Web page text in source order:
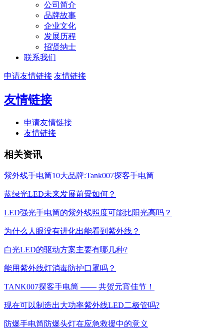
公司简介
品牌故事
企业文化
发展历程
招贤纳士
联系我们
申请友情链接 友情链接
友情链接
申请友情链接
友情链接
相关资讯
紫外线手电筒10大品牌:Tank007探客手电筒
蓝绿光LED未来发展前景如何？
LED强光手电筒的紫外线照度可能比阳光高吗？
为什么人眼没有进化出能看到紫外线？
白光LED的驱动方案主要有哪几种?
能用紫外线灯消毒防护口罩吗？
TANK007探客手电筒 —— 共贺元宵佳节！
现在可以制造出大功率紫外线LED二极管吗?
防爆手电筒防爆头灯在应急救援中的意义